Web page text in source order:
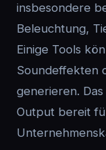
insbesondere
Beleuchtung,
Einige Tools
Soundeffekten
generieren.
Output bereit